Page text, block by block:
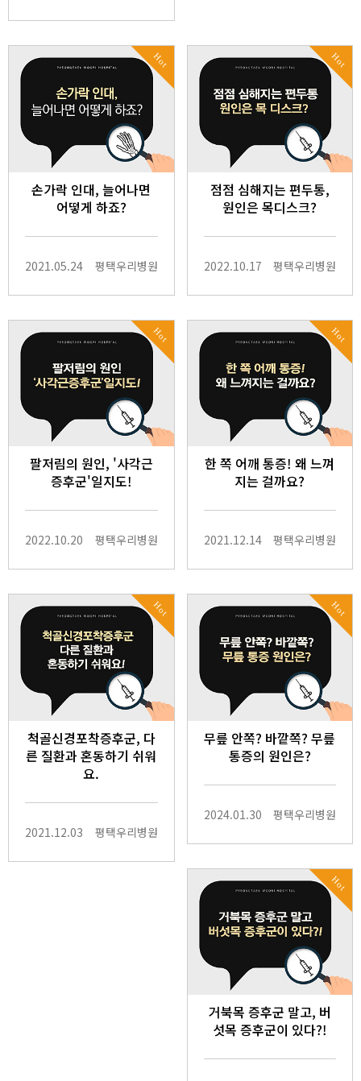
Hot
손가락 인대, 늘어나면
어떻게 하죠?
2021.05.24 평택우리병원
Hot
점점 심해지는 편두통,
원인은 목디스크?
2022.10.17 평택우리병원
Hot
팔저림의 원인, '사각근
증후군'일지도!
2022.10.20 평택우리병원
Hot
한 쪽 어깨 통증! 왜 느껴
지는 걸까요?
2021.12.14 평택우리병원
Hot
척골신경포착증후군, 다
른 질환과 혼동하기 쉬워
요.
2021.12.03 평택우리병원
Hot
무릎 안쪽? 바깥쪽? 무릎
통증의 원인은?
2024.01.30 평택우리병원
Hot
거북목 증후군 말고, 버
섯목 증후군이 있다?!